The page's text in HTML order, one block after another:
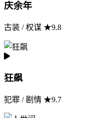
庆余年
古装 / 权谋 ★9.8
狂飙
犯罪 / 剧情 ★9.7